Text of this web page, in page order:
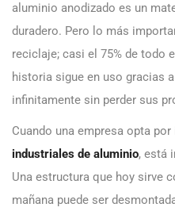
aluminio anodizado es un
duradero. Pero lo más
reciclaje; casi el 75% de todo
historia sigue en uso gracias
infinitamente sin perder sus
Cuando una empresa opta
industriales de aluminio, está
Una estructura que hoy sirve
mañana puede ser